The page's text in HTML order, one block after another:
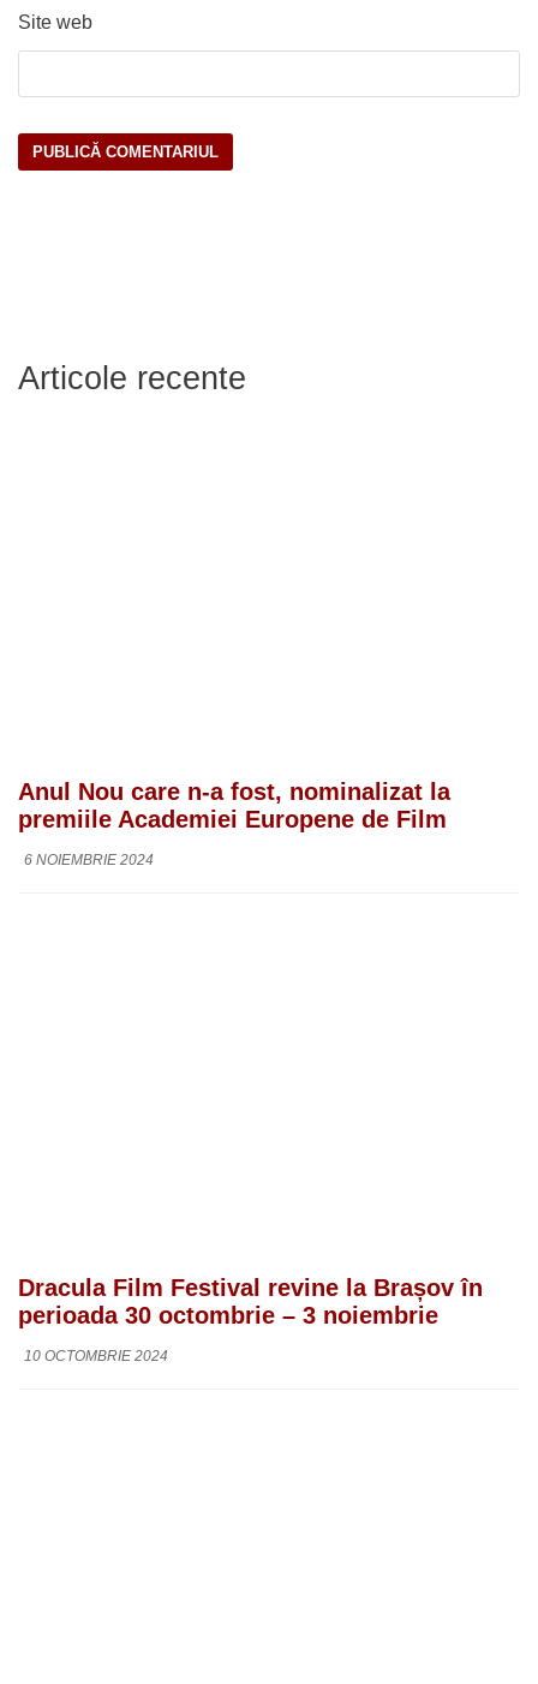
Site web
Articole recente
Anul Nou care n-a fost, nominalizat la
premiile Academiei Europene de Film
6 NOIEMBRIE 2024
Dracula Film Festival revine la Brașov în
perioada 30 octombrie – 3 noiembrie
10 OCTOMBRIE 2024